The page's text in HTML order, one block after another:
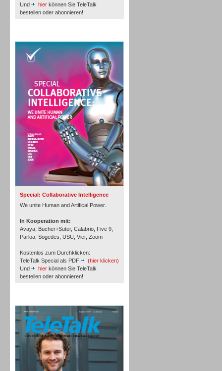
Und
hier können Sie TeleTalk
bestellen oder abonnieren!
Special: Collaborative Intelligence
We unite Human and Artifical Power.
In Kooperation mit:
Avaya, Bucher+Suter, Calabrio, Five 9,
Parloa, Sogedes, USU, Vier, Zoom
Kostenlos zum Durchklicken:
TeleTalk Special als PDF
(hier klicken)
Und
hier können Sie TeleTalk
bestellen oder abonnieren!
Personal
Inbound
Inbound